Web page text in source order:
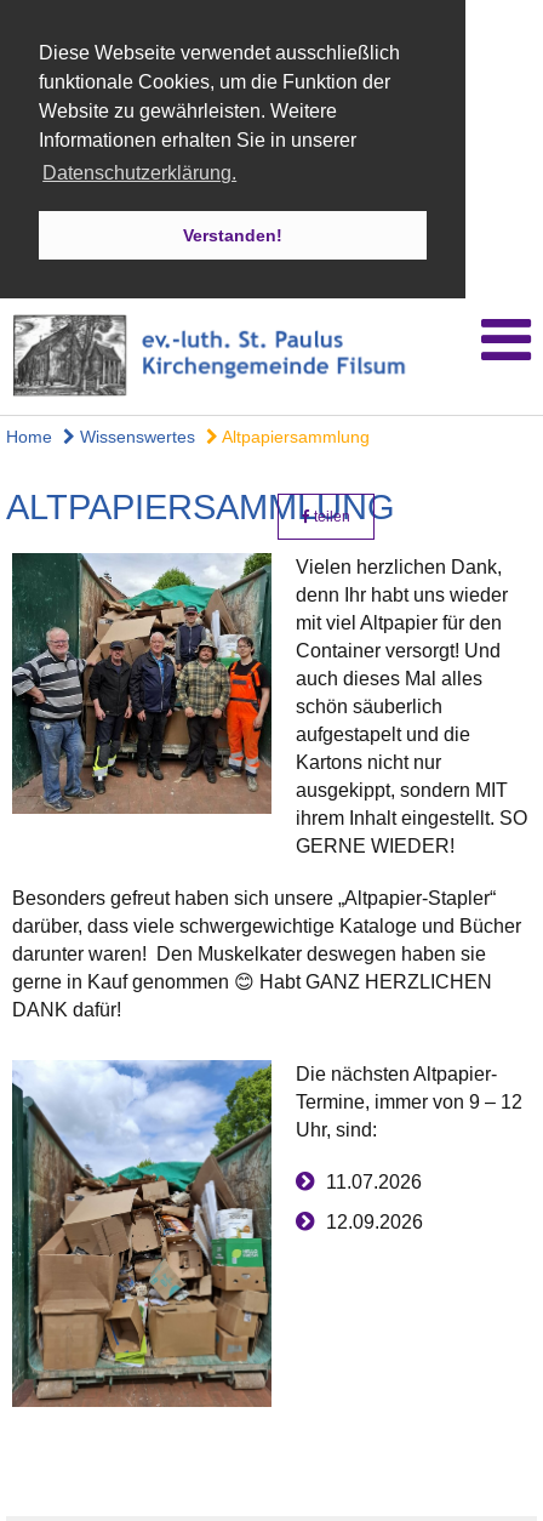
Diese Webseite verwendet ausschließlich
funktionale Cookies, um die Funktion der
Website zu gewährleisten. Weitere
Informationen erhalten Sie in unserer
Datenschutzerklärung.
Verstanden!
Home Wissenswertes Altpapiersammlung
ALTPAPIERSAMMLUNG
teilen
Vielen herzlichen Dank,
denn Ihr habt uns wieder
mit viel Altpapier für den
Container versorgt! Und
auch dieses Mal alles
schön säuberlich
aufgestapelt und die
Kartons nicht nur
ausgekippt, sondern MIT
ihrem Inhalt eingestellt. SO
GERNE WIEDER!
Besonders gefreut haben sich unsere „Altpapier-Stapler“
darüber, dass viele schwergewichtige Kataloge und Bücher
darunter waren! Den Muskelkater deswegen haben sie
gerne in Kauf genommen 😊 Habt GANZ HERZLICHEN
DANK dafür!
Die nächsten Altpapier-
Termine, immer von 9 – 12
Uhr, sind:
11.07.2026
12.09.2026